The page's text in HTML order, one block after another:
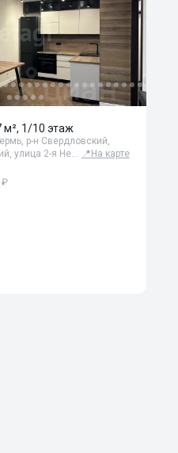
м², 1/10 этаж
р-н Свердловский,
улица 2-я Не… 📍 На карте
₽